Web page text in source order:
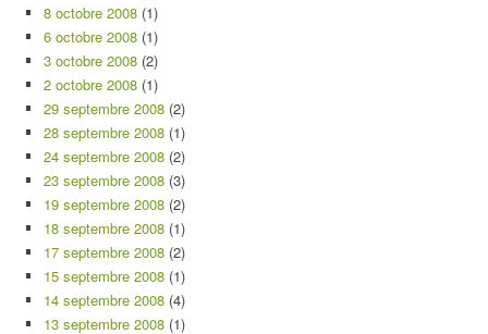
8 octobre 2008 (1)
6 octobre 2008 (1)
3 octobre 2008 (2)
2 octobre 2008 (1)
29 septembre 2008 (2)
28 septembre 2008 (1)
24 septembre 2008 (2)
23 septembre 2008 (3)
19 septembre 2008 (2)
18 septembre 2008 (1)
17 septembre 2008 (2)
15 septembre 2008 (1)
14 septembre 2008 (4)
13 septembre 2008 (1)